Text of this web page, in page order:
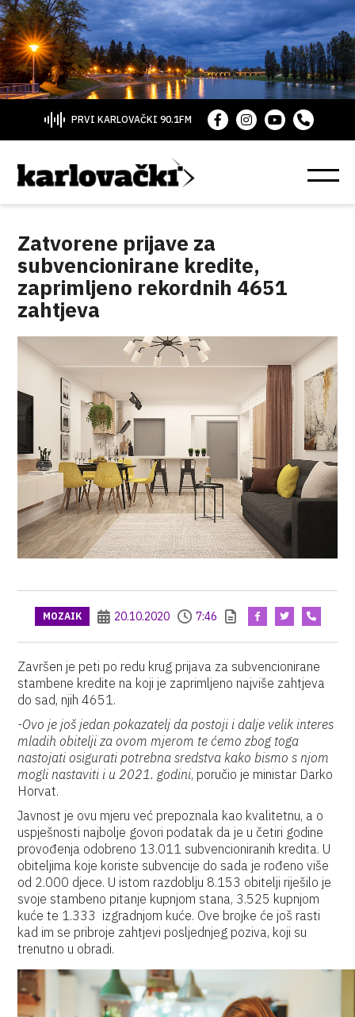
PRVI KARLOVAČKI 90.1FM
Zatvorene prijave za
subvencionirane kredite,
zaprimljeno rekordnih 4651
zahtjeva
MOZAIK 20.10.2020 7:46
Završen je peti po redu krug prijava za subvencionirane
stambene kredite na koji je zaprimljeno najviše zahtjeva
do sad, njih 4651.
-Ovo je još jedan pokazatelj da postoji i dalje velik interes
mladih obitelji za ovom mjerom te ćemo zbog toga
nastojati osigurati potrebna sredstva kako bismo s njom
mogli nastaviti i u 2021. godini, poručio je ministar Darko
Horvat.
Javnost je ovu mjeru već prepoznala kao kvalitetnu, a o
uspješnosti najbolje govori podatak da je u četiri godine
provođenja odobreno 13.011 subvencioniranih kredita. U
obiteljima koje koriste subvencije do sada je rođeno više
od 2.000 djece. U istom razdoblju 8.153 obitelji riješilo je
svoje stambeno pitanje kupnjom stana, 3.525 kupnjom
kuće te 1.333 izgradnjom kuće. Ove brojke će još rasti
kad im se pribroje zahtjevi posljednjeg poziva, koji su
trenutno u obradi.